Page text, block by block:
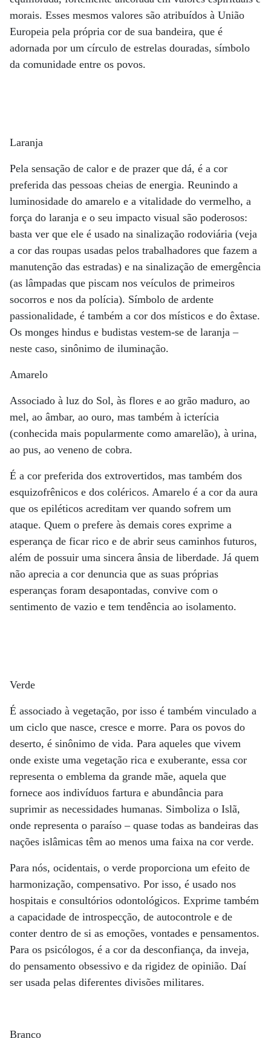
morais. Esses mesmos valores são atribuídos à União
Europeia pela própria cor de sua bandeira, que é
adornada por um círculo de estrelas douradas, símbolo
da comunidade entre os povos.
Laranja
Pela sensação de calor e de prazer que dá, é a cor
preferida das pessoas cheias de energia. Reunindo a
luminosidade do amarelo e a vitalidade do vermelho, a
força do laranja e o seu impacto visual são poderosos:
basta ver que ele é usado na sinalização rodoviária (veja
a cor das roupas usadas pelos trabalhadores que fazem a
manutenção das estradas) e na sinalização de emergência
(as lâmpadas que piscam nos veículos de primeiros
socorros e nos da polícia). Símbolo de ardente
passionalidade, é também a cor dos místicos e do êxtase.
Os monges hindus e budistas vestem-se de laranja –
neste caso, sinônimo de iluminação.
Amarelo
Associado à luz do Sol, às flores e ao grão maduro, ao
mel, ao âmbar, ao ouro, mas também à icterícia
(conhecida mais popularmente como amarelão), à urina,
ao pus, ao veneno de cobra.
É a cor preferida dos extrovertidos, mas também dos
esquizofrênicos e dos coléricos. Amarelo é a cor da aura
que os epiléticos acreditam ver quando sofrem um
ataque. Quem o prefere às demais cores exprime a
esperança de ficar rico e de abrir seus caminhos futuros,
além de possuir uma sincera ânsia de liberdade. Já quem
não aprecia a cor denuncia que as suas próprias
esperanças foram desapontadas, convive com o
sentimento de vazio e tem tendência ao isolamento.
Verde
É associado à vegetação, por isso é também vinculado a
um ciclo que nasce, cresce e morre. Para os povos do
deserto, é sinônimo de vida. Para aqueles que vivem
onde existe uma vegetação rica e exuberante, essa cor
representa o emblema da grande mãe, aquela que
fornece aos indivíduos fartura e abundância para
suprimir as necessidades humanas. Simboliza o Islã,
onde representa o paraíso – quase todas as bandeiras das
nações islâmicas têm ao menos uma faixa na cor verde.
Para nós, ocidentais, o verde proporciona um efeito de
harmonização, compensativo. Por isso, é usado nos
hospitais e consultórios odontológicos. Exprime também
a capacidade de introspecção, de autocontrole e de
conter dentro de si as emoções, vontades e pensamentos.
Para os psicólogos, é a cor da desconfiança, da inveja,
do pensamento obsessivo e da rigidez de opinião. Daí
ser usada pelas diferentes divisões militares.
Branco